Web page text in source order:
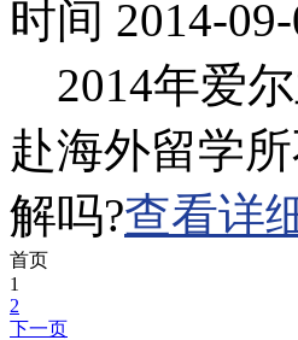
时间 2014-
2014年爱
赴海外留学
解吗?查看详
首页
1
2
下一页